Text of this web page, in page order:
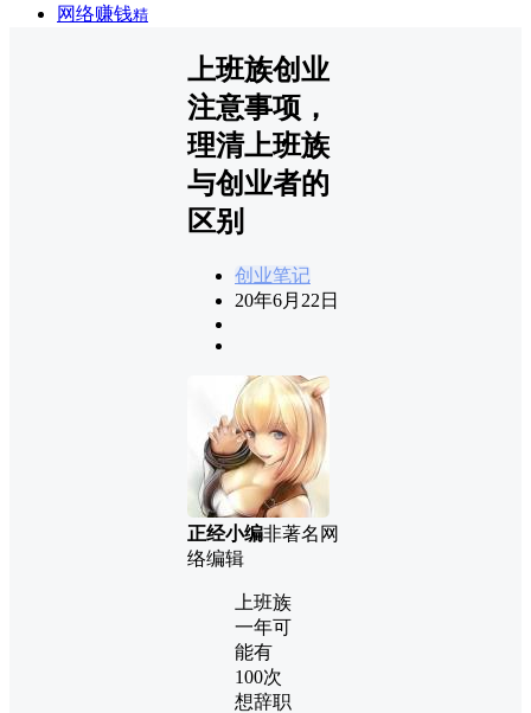
网络赚钱精
上班族创业
注意事项，
理清上班族
与创业者的
区别
创业笔记
20年6月22日
正经小编非著名网
络编辑
上班族
一年可
能有
100次
想辞职